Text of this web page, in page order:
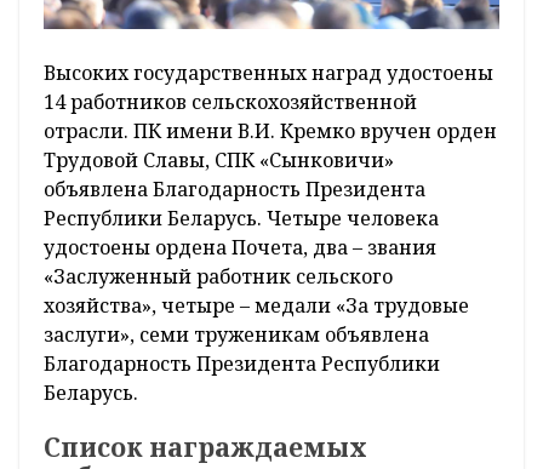
Высоких государственных наград удостоены
14 работников сельскохозяйственной
отрасли. ПК имени В.И. Кремко вручен орден
Трудовой Славы, СПК «Сынковичи»
объявлена Благодарность Президента
Республики Беларусь. Четыре человека
удостоены ордена Почета, два – звания
«Заслуженный работник сельского
хозяйства», четыре – медали «За трудовые
заслуги», семи труженикам объявлена
Благодарность Президента Республики
Беларусь.
Список награждаемых